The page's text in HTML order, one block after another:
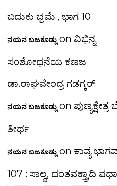
ಬದುಕು ಭ್ರಮೆ , ಭಾಗ 10
ನಯನ ಬಜಕೂಡ್ಲು on ವಿಭಿನ್ನ
ಸಂಶೋಧನೆಯ ಕಣಜ
ಡಾ.ರಾಘವೇಂದ್ರ ಗಡಗ್ಕರ್
ನಯನ ಬಜಕೂಡ್ಲು on ಪುಣ್ಯಕ್ಷೇತ್ರ
ತೀರ್ಥ
ನಯನ ಬಜಕೂಡ್ಲು on ಕಾವ್ಯ
107 : ಸಾಲ್ವ, ದಂತವಕ್ತ್ರಾದಿ ವಧಾ